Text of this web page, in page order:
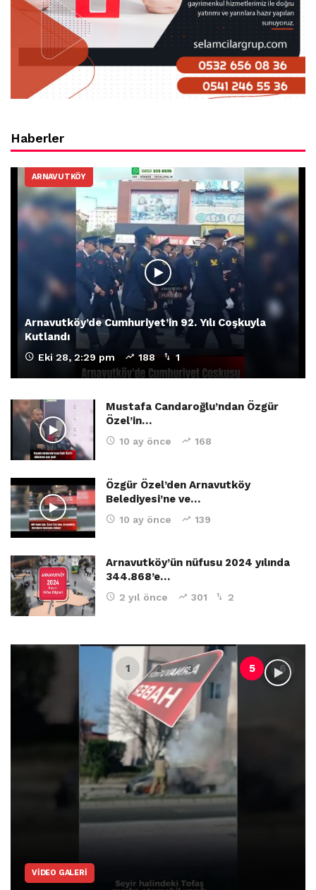
Haberler
ARNAVUTKÖY
Arnavutköy’de Cumhuriyet’in 92. Yılı Coşkuyla
Kutlandı
Eki 28, 2:29 pm 188 1
Mustafa Candaroğlu’ndan Özgür
Özel’in…
10 ay önce 168
Özgür Özel’den Arnavutköy
Belediyesi’ne ve…
10 ay önce 139
Arnavutköy’ün nüfusu 2024 yılında
344.868’e…
2 yıl önce 301 2
VIDEO GALERI